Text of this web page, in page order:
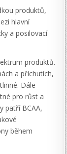
produktů,
hlavní
a posilovací
produktů.
a příchutích,
Dále
pro růst a
patří BCAA,
během